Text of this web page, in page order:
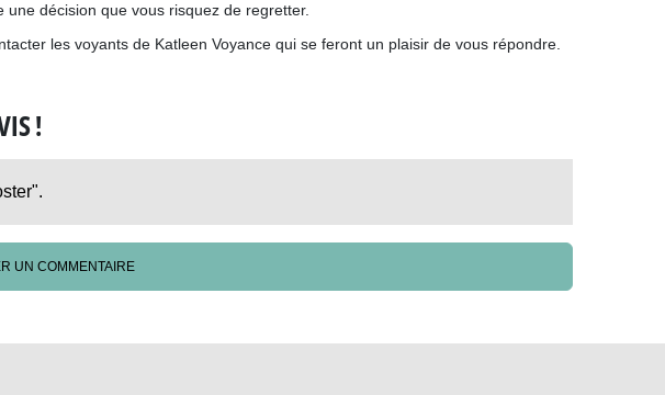
décision que vous risquez de regretter.
les voyants de Katleen Voyance qui se feront un plaisir de vous répondre.
!
UN COMMENTAIRE